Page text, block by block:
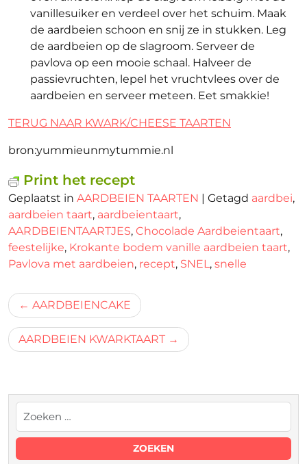
vanillesuiker en verdeel over het schuim. Maak
de aardbeien schoon en snij ze in stukken. Leg
de aardbeien op de slagroom. Serveer de
pavlova op een mooie schaal. Halveer de
passievruchten, lepel het vruchtvlees over de
aardbeien en serveer meteen. Eet smakkie!
TERUG NAAR KWARK/CHEESE TAARTEN
bron:yummieunmytummie.nl
Print het recept
Geplaatst in AARDBEIEN TAARTEN | Getagd aardbei,
aardbeien taart, aardbeientaart,
AARDBEIENTAARTJES, Chocolade Aardbeientaart,
feestelijke, Krokante bodem vanille aardbeien taart,
Pavlova met aardbeien, recept, SNEL, snelle
Bericht
navigatie
AARDBEIENCAKE
AARDBEIEN KWARKTAART